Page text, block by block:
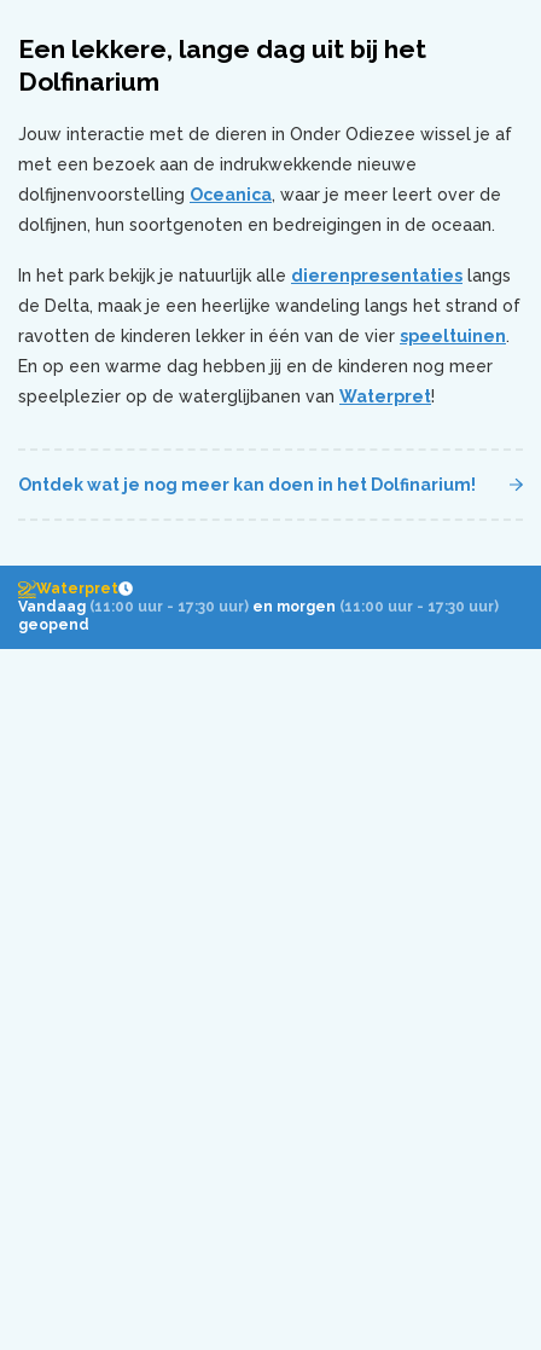
Een lekkere, lange dag uit bij het
Dolfinarium
Jouw interactie met de dieren in Onder Odiezee wissel je af
met een bezoek aan de indrukwekkende nieuwe
dolfijnenvoorstelling Oceanica, waar je meer leert over de
dolfijnen, hun soortgenoten en bedreigingen in de oceaan.
In het park bekijk je natuurlijk alle dierenpresentaties langs
de Delta, maak je een heerlijke wandeling langs het strand of
ravotten de kinderen lekker in één van de vier speeltuinen.
En op een warme dag hebben jij en de kinderen nog meer
speelplezier op de waterglijbanen van Waterpret!
Ontdek wat je nog meer kan doen in het Dolfinarium!
Wil jij ook oog in oog staan met dolfijnen en
Waterpret
Vandaag (11:00 uur - 17:30 uur) en morgen (11:00 uur - 17:30 uur)
geopend